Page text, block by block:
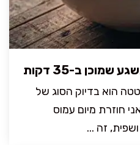
ב-35 דקות
הוא בדיוק הסוג של
חוזרת מיום עמוס
זה ...